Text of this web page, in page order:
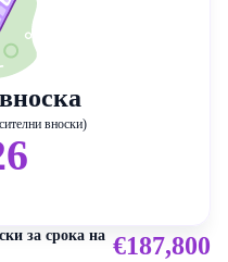
вноски)
за срока на €187,800